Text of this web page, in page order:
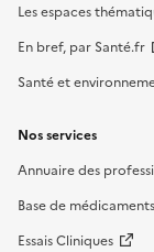
Les espaces
En bref, par Santé.fr
Santé et
Nos services
Annuaire des
Base de médicaments
Essais Cliniques